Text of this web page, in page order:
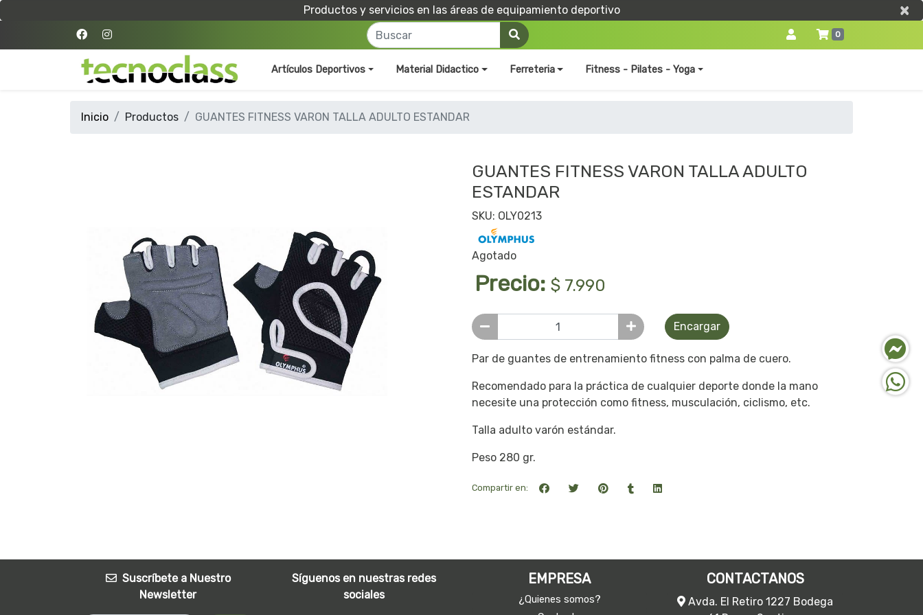
Productos y servicios en las áreas de equipamiento deportivo ×
×
0
Artículos Deportivos Material Didactico Ferreteria Fitness - Pilates - Yoga
Inicio Productos GUANTES FITNESS VARON TALLA ADULTO ESTANDAR
GUANTES FITNESS VARON TALLA ADULTO
ESTANDAR
SKU: OLY0213
Agotado
Precio: $ 7.990
Encargar
Par de guantes de entrenamiento fitness con palma de cuero.
Recomendado para la práctica de cualquier deporte donde la mano
necesite una protección como fitness, musculación, ciclismo, etc.
Talla adulto varón estándar.
Peso 280 gr.
Compartir en:
Suscríbete a Nuestro
Newsletter
Síguenos en nuestras redes
sociales
EMPRESA
¿Quienes somos?
CONTACTANOS
Avda. El Retiro 1227 Bodega